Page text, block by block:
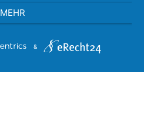
MEHR
&